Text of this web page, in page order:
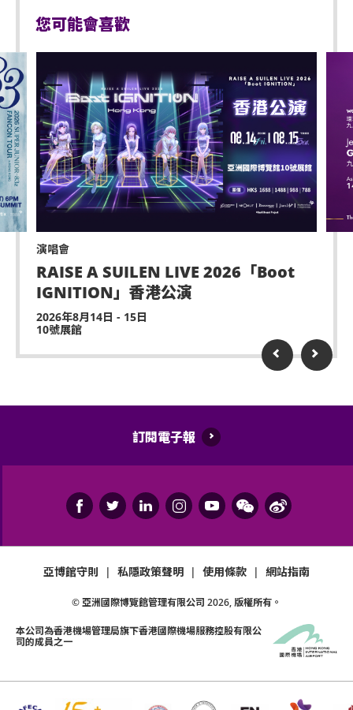
您可能會喜歡
演唱會
RAISE A SUILEN LIVE 2026「Boot
IGNITION」香港公演
2026年8月14日 - 15日
10號展館
訂閱電子報
亞博館守則 | 私隱政策聲明 | 使用條款 | 網站指南
© 亞洲國際博覽館管理有限公司 2026, 版權所有。
本公司為香港機場管理局旗下香港國際機場服務控股有限公
司的成員之一